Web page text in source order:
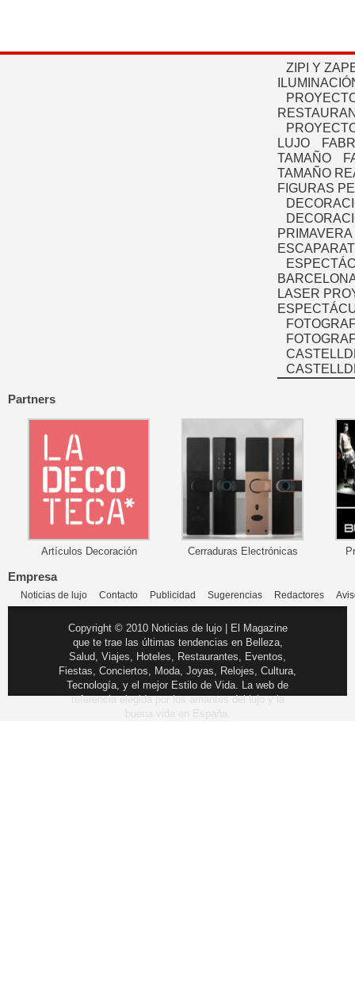
ZIPI Y
LUJO
TAMAÑO
TAMAÑO
FIGURAS
PRIMAVERA
LASER
Partners
Artículos Decoración Cerraduras Electrónicas
Empresa
Noticias de lujo Contacto Publicidad Sugerencias Redactores
Copyright © 2010 Noticias de lujo | El Magazine
que te trae las últimas tendencias en Belleza,
Salud, Viajes, Hoteles, Restaurantes, Eventos,
Fiestas, Conciertos, Moda, Joyas, Relojes, Cultura,
Tecnología, y el mejor Estilo de Vida. La web de
referencia elegida por los amantes del lujo y la